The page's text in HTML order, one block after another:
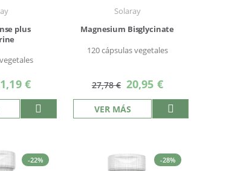
plus
€
Solaray
Magnesium Bisglycinate
120 cápsulas vegetales
27,78 € Precio
especial
20,95 €
VER MÁS
-22% -28%